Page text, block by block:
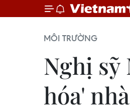
MÔI TRƯỜNG
Nghị sỹ
hóa'